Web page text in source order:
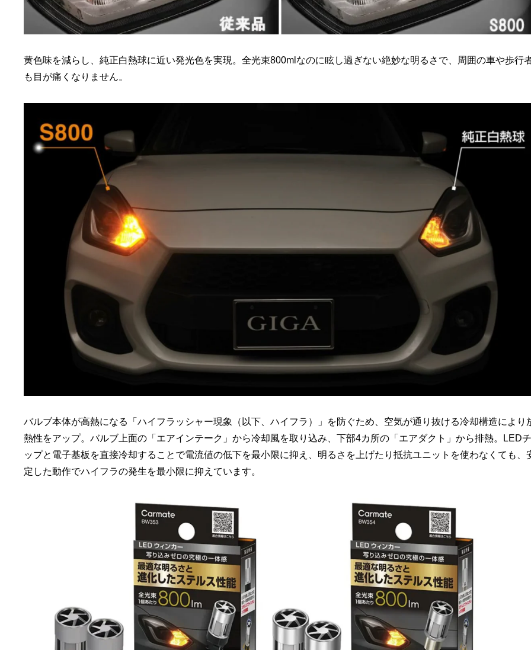
黄色味を減らし、純正白熱球に近い発光色を実現。全光束800mlなのに眩し過ぎない絶妙な明るさで、周囲の車や歩行
も目が痛くなりません。
バルブ本体が高熱になる「ハイフラッシャー現象（以下、ハイフラ）」を防ぐため、空気が通り抜ける冷却構造により
熱性をアップ。バルブ上面の「エアインテーク」から冷却風を取り込み、下部4カ所の「エアダクト」から排熱。LEDチ
ップと電子基板を直接冷却することで電流値の低下を最小限に抑え、明るさを上げたり抵抗ユニットを使わなくても、
定した動作でハイフラの発生を最小限に抑えています。